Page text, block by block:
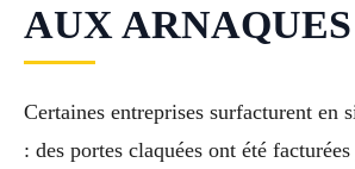
AUX ARNAQUES
Certaines entreprises surfacturent en
: des portes claquées ont été facturées